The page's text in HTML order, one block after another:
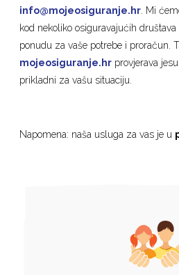
info@mojeosiguranje.hr . Mi
kod nekoliko osiguravajućih
ponudu za vaše potrebe i proračun.
mojeosiguranje.hr provjerava
prikladni za vašu situaciju.
Napomena: naša usluga za vas je u